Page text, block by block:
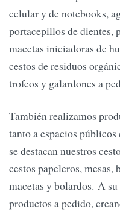
celular y de notebooks,
portacepillos de dientes,
macetas iniciadoras de
cestos de residuos
trofeos y galardones a
También realizamos
tanto a espacios
se destacan nuestros
cestos papeleros,
macetas y bolardos. A
productos a pedido,